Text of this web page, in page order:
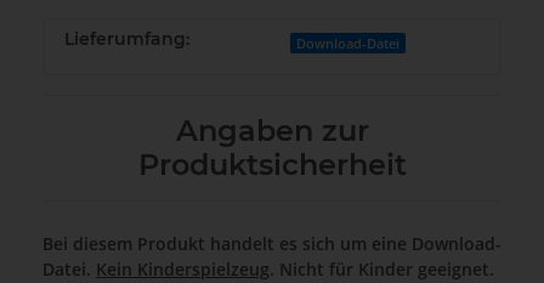
Lieferumfang: Download-Datei
Angaben zur
Produktsicherheit
Bei diesem Produkt handelt es sich um eine Download-
Datei. Kein Kinderspielzeug. Nicht für Kinder geeignet.